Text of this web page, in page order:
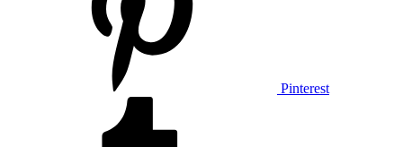
Pinterest